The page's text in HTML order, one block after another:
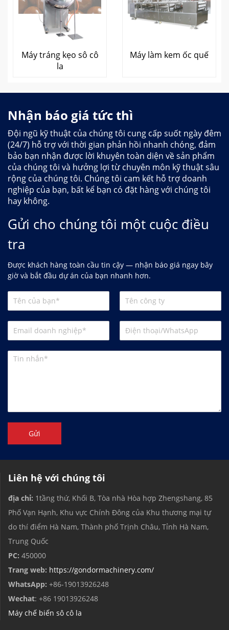
Máy tráng kẹo sô cô
la
Máy làm kem ốc quế
Nhận báo giá tức thì
Đội ngũ kỹ thuật của chúng tôi cung cấp suốt ngày đêm
(24/7) hỗ trợ với thời gian phản hồi nhanh chóng, đảm
bảo bạn nhận được lời khuyên toàn diện về sản phẩm
của chúng tôi và hưởng lợi từ chuyên môn kỹ thuật sâu
rộng của chúng tôi. Chúng tôi cam kết hỗ trợ doanh
nghiệp của bạn, bất kể bạn có đặt hàng với chúng tôi
hay không.
Gửi cho chúng tôi một cuộc điều
tra
Được khách hàng toàn cầu tin cậy — nhận báo giá ngay bây
giờ và bắt đầu dự án của bạn nhanh hơn.
Gửi
Liên hệ với chúng tôi
địa chỉ: 1tầng thứ, Khối B, Tòa nhà Hòa hợp Zhengshang, 85
Phố Vạn Hạnh, Khu vực Chính Đông của Khu thương mại tự
do thí điểm Hà Nam, Thành phố Trịnh Châu, Tỉnh Hà Nam,
Trung Quốc
PC: 450000
Trang web: https://gondormachinery.com/
WhatsApp: +86-19013926248
Wechat: +86 19013926248
Máy chế biến sô cô la